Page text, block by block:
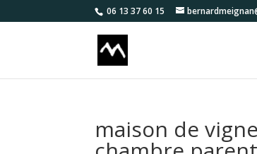
06 13 37 60 15
maison de